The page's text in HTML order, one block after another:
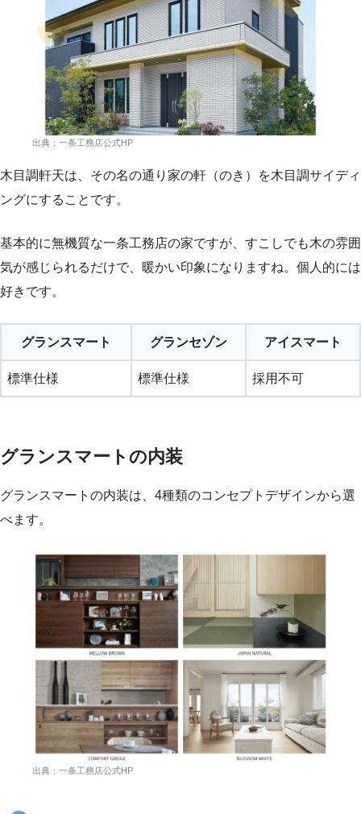
出典：一条工務店公式HP
木目調軒天は、その名の通り家の軒（のき）を木目調サイディ
ングにすることです。
基本的に無機質な一条工務店の家ですが、すこしでも木の雰囲
気が感じられるだけで、暖かい印象になりますね。個人的には
好きです。
グランスマート グランセゾン アイスマート
標準仕様 標準仕様 採用不可
グランスマートの内装
グランスマートの内装は、4種類のコンセプトデザインから選
べます。
出典：一条工務店公式HP